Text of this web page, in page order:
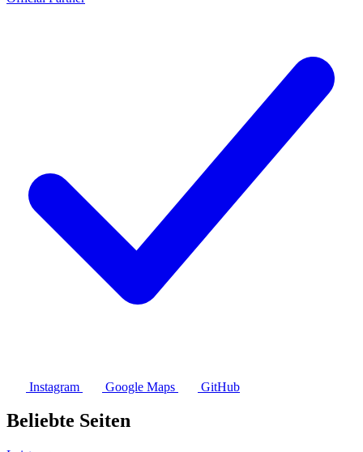
Instagram Google Maps GitHub
Beliebte Seiten